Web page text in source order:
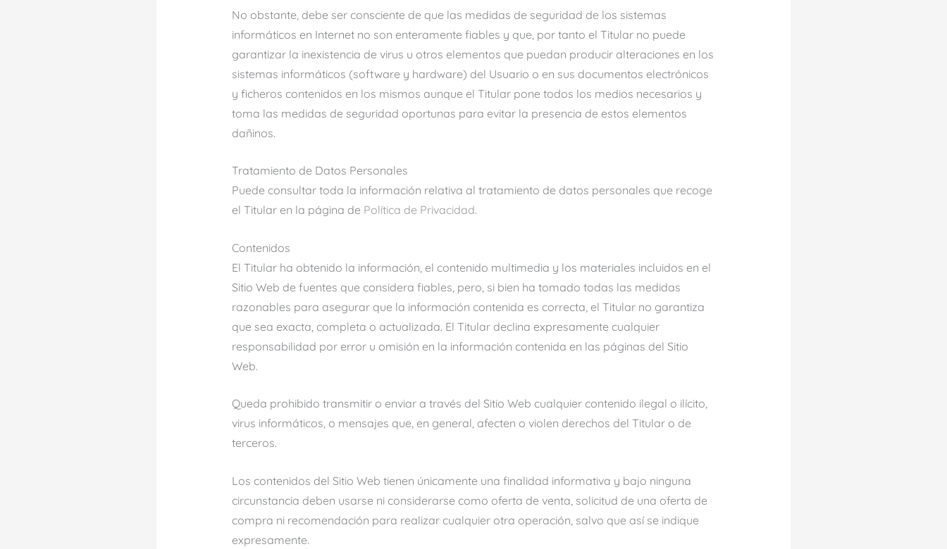
No obstante, debe ser consciente de que las medidas de seguridad de los sistemas
informáticos en Internet no son enteramente fiables y que, por tanto el Titular no puede
garantizar la inexistencia de virus u otros elementos que puedan producir alteraciones en los
sistemas informáticos (software y hardware) del Usuario o en sus documentos electrónicos
y ficheros contenidos en los mismos aunque el Titular pone todos los medios necesarios y
toma las medidas de seguridad oportunas para evitar la presencia de estos elementos
dañinos.
Tratamiento de Datos Personales
Puede consultar toda la información relativa al tratamiento de datos personales que recoge
el Titular en la página de Política de Privacidad.
Contenidos
El Titular ha obtenido la información, el contenido multimedia y los materiales incluidos en el
Sitio Web de fuentes que considera fiables, pero, si bien ha tomado todas las medidas
razonables para asegurar que la información contenida es correcta, el Titular no garantiza
que sea exacta, completa o actualizada. El Titular declina expresamente cualquier
responsabilidad por error u omisión en la información contenida en las páginas del Sitio
Web.
Queda prohibido transmitir o enviar a través del Sitio Web cualquier contenido ilegal o ilícito,
virus informáticos, o mensajes que, en general, afecten o violen derechos del Titular o de
terceros.
Los contenidos del Sitio Web tienen únicamente una finalidad informativa y bajo ninguna
circunstancia deben usarse ni considerarse como oferta de venta, solicitud de una oferta de
compra ni recomendación para realizar cualquier otra operación, salvo que así se indique
expresamente.